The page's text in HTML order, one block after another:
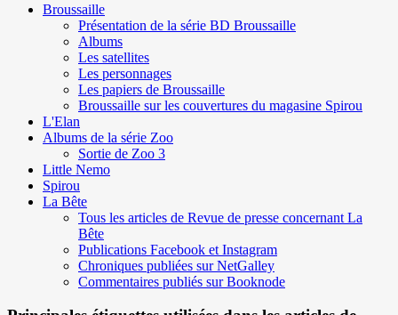
Broussaille
Présentation de la série BD Broussaille
Albums
Les satellites
Les personnages
Les papiers de Broussaille
Broussaille sur les couvertures du magasine Spirou
L'Elan
Albums de la série Zoo
Sortie de Zoo 3
Little Nemo
Spirou
La Bête
Tous les articles de Revue de presse concernant La
Bête
Publications Facebook et Instagram
Chroniques publiées sur NetGalley
Commentaires publiés sur Booknode